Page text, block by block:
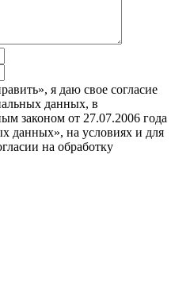
я даю свое согласие
данных, в
законом от 27.07.2006 года
данных», на условиях и для
на обработку